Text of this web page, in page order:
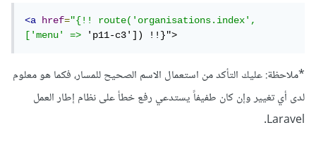
<a href="{!! route('organisations.index',
['menu' =>
'p11-c3']) !!}">
*ملاحظة: عليك التأكد من استعمال الاسم الصحيح للمسار، فكما هو معلوم
لدى أي تغيير وإن كان طفيفاً يستدعي رفع خطأ على نظام إطار العمل
Laravel.